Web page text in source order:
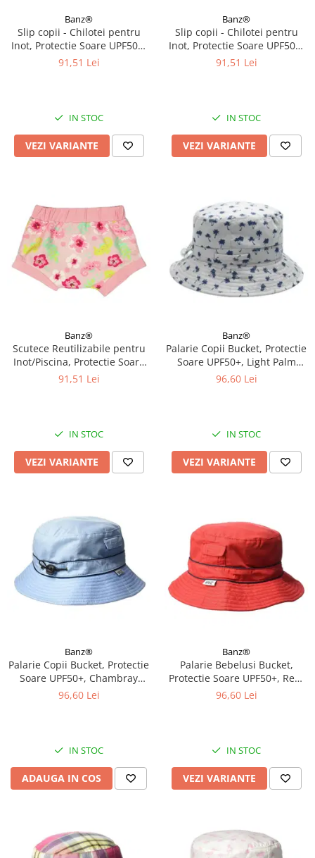
Banz®
Slip copii - Chilotei pentru
Inot, Protectie Soare UPF50+,
Sea Horse, Diverse marimi
91,51 Lei
IN STOC
VEZI VARIANTE
Banz®
Slip copii - Chilotei pentru
Inot, Protectie Soare UPF50+,
Floral Mint, Diverse marimi
91,51 Lei
IN STOC
VEZI VARIANTE
Banz®
Scutece Reutilizabile pentru
Inot/Piscina, Protectie Soare
UPF50+, Floral Pink, Diverse
91,51 Lei
IN STOC
VEZI VARIANTE
Banz®
Palarie Copii Bucket, Protectie
Soare UPF50+, Light Palm
Tree, Diverse marimi
96,60 Lei
IN STOC
VEZI VARIANTE
Banz®
Palarie Copii Bucket, Protectie
Soare UPF50+, Chambray
Blue, 2 - 4 ani
96,60 Lei
IN STOC
ADAUGA IN COS
Banz®
Palarie Bebelusi Bucket,
Protectie Soare UPF50+, Red,
Diverse marimi
96,60 Lei
IN STOC
VEZI VARIANTE